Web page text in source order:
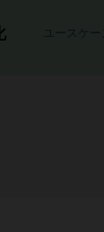
ユースケー